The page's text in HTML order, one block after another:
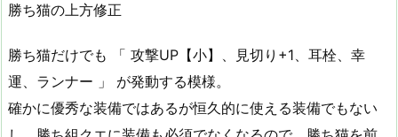
勝ち猫の上方修正
勝ち猫だけでも 「 攻撃UP【小】、見切り+1、耳栓、幸
運、ランナー 」 が発動する模様。
確かに優秀な装備ではあるが恒久的に使える装備でもない